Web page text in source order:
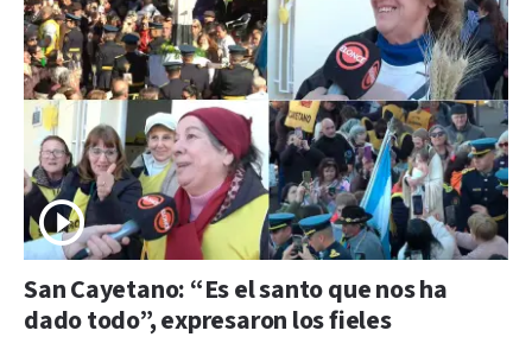
San Cayetano: “Es el santo que nos ha
dado todo”, expresaron los fieles